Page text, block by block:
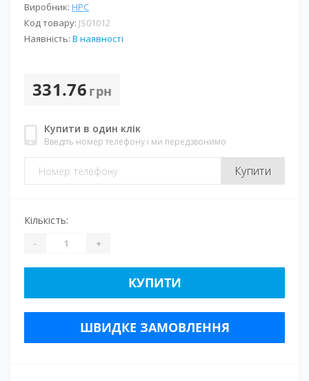
Виробник: HPC
Код товару: JS01012
Наявність: В наявності
331.76 грн
Купити в один клік
Введіть номер телефону і ми передзвонимо
Купити
Кількість:
- +
КУПИТИ
ШВИДКЕ ЗАМОВЛЕННЯ